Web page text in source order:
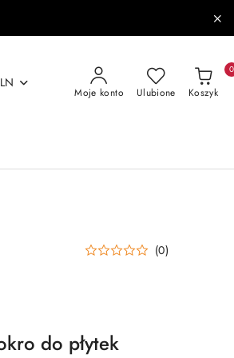
Moje konto Ulubione Koszyk
0
(0)
do płytek